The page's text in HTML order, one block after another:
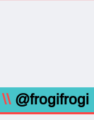
@frogifrogi
\\